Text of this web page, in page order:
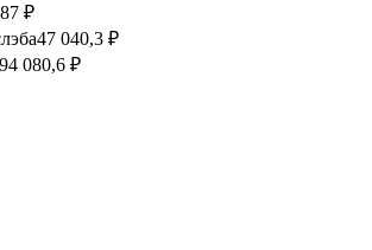
₽
47 040,3 ₽
94 080,6 ₽